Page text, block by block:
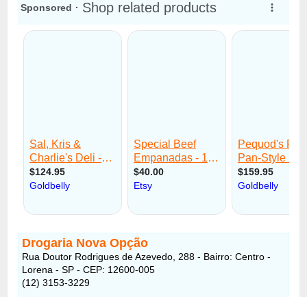
Drogaria Nova Opção
Rua Doutor Rodrigues de Azevedo, 288 - Bairro: Centro -
Lorena - SP - CEP: 12600-005
(12) 3153-3229